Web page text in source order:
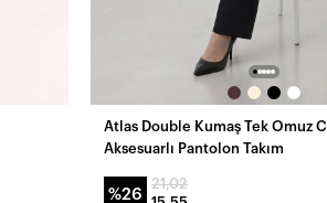
Atlas Double Kumaş Tek Omuz
Aksesuarlı Pantolon Takım
%26
21,02